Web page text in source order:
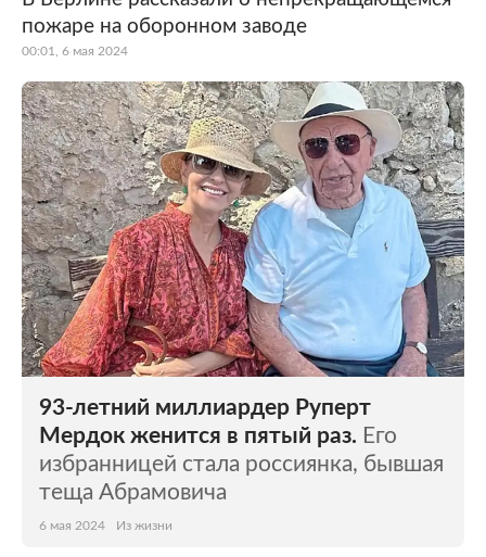
пожаре на оборонном заводе
00:01, 6 мая 2024
93-летний миллиардер Руперт
Мердок женится в пятый раз. Его
избранницей стала россиянка, бывшая
теща Абрамовича
6 мая 2024 Из жизни